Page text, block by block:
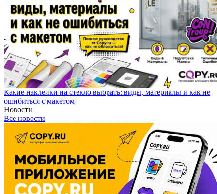
Какие наклейки на стекло выбрать: виды, материалы и как не
ошибиться с макетом
Новости
Все новости